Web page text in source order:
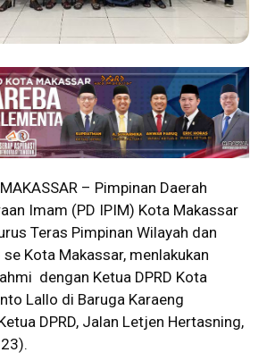
– Pimpinan Daerah
Imam (PD IPIM) Kota Makassar
Teras Pimpinan Wilayah dan
Kota Makassar, menlakukan
dengan Ketua DPRD Kota
Lallo di Baruga Karaeng
DPRD, Jalan Letjen Hertasning,